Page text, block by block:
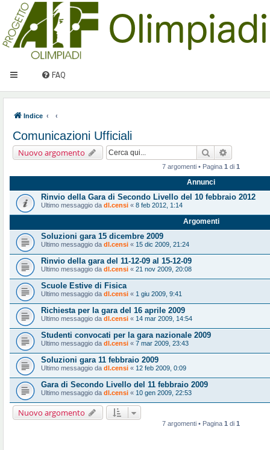
FAQ
Indice
Comunicazioni Ufficiali
Nuovo argomento Cerca
7 argomenti • Pagina 1 di 1
Annunci
Rinvio della Gara di Secondo Livello del 10 febbraio 2012
Ultimo messaggio da dl.censi « 8 feb 2012, 1:14
Argomenti
Soluzioni gara 15 dicembre 2009
Ultimo messaggio da dl.censi « 15 dic 2009, 21:24
Rinvio della gara del 11-12-09 al 15-12-09
Ultimo messaggio da dl.censi « 21 nov 2009, 20:08
Scuole Estive di Fisica
Ultimo messaggio da dl.censi « 1 giu 2009, 9:41
Richiesta per la gara del 16 aprile 2009
Ultimo messaggio da dl.censi « 14 mar 2009, 14:54
Studenti convocati per la gara nazionale 2009
Ultimo messaggio da dl.censi « 7 mar 2009, 23:43
Soluzioni gara 11 febbraio 2009
Ultimo messaggio da dl.censi « 12 feb 2009, 0:09
Gara di Secondo Livello del 11 febbraio 2009
Ultimo messaggio da dl.censi « 10 gen 2009, 22:53
Nuovo argomento
7 argomenti • Pagina 1 di 1